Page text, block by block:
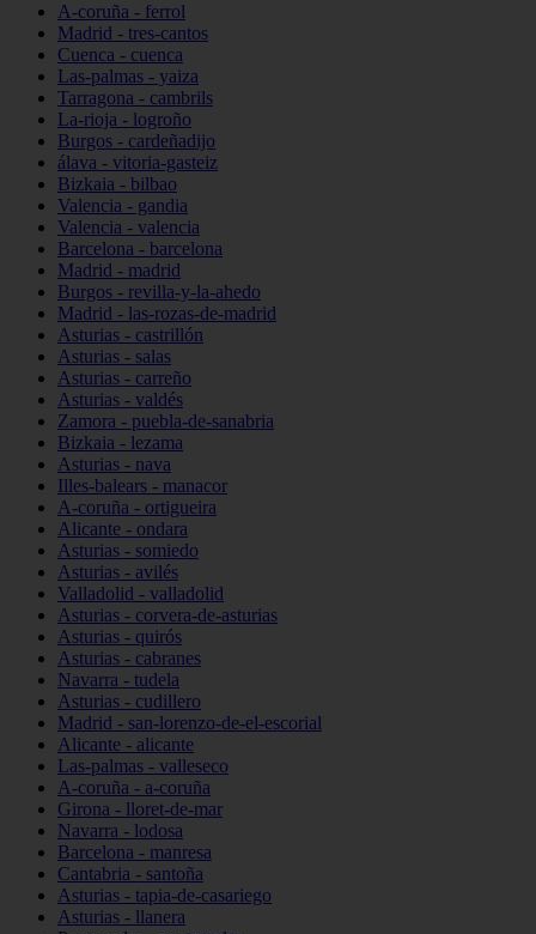
A-coruña - ferrol
Madrid - tres-cantos
Cuenca - cuenca
Las-palmas - yaiza
Tarragona - cambrils
La-rioja - logroño
Burgos - cardeñadijo
álava - vitoria-gasteiz
Bizkaia - bilbao
Valencia - gandia
Valencia - valencia
Barcelona - barcelona
Madrid - madrid
Burgos - revilla-y-la-ahedo
Madrid - las-rozas-de-madrid
Asturias - castrillón
Asturias - salas
Asturias - carreño
Asturias - valdés
Zamora - puebla-de-sanabria
Bizkaia - lezama
Asturias - nava
Illes-balears - manacor
A-coruña - ortigueira
Alicante - ondara
Asturias - somiedo
Asturias - avilés
Valladolid - valladolid
Asturias - corvera-de-asturias
Asturias - quirós
Asturias - cabranes
Navarra - tudela
Asturias - cudillero
Madrid - san-lorenzo-de-el-escorial
Alicante - alicante
Las-palmas - valleseco
A-coruña - a-coruña
Girona - lloret-de-mar
Navarra - lodosa
Barcelona - manresa
Cantabria - santoña
Asturias - tapia-de-casariego
Asturias - llanera